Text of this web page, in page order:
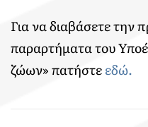
Για να διαβάσετε την
παραρτήματα του
ζώων» πατήστεεδώ.